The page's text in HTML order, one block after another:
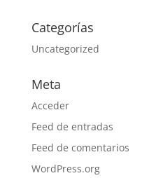
Categorías
Uncategorized
Meta
Acceder
Feed de entradas
Feed de comentarios
WordPress.org